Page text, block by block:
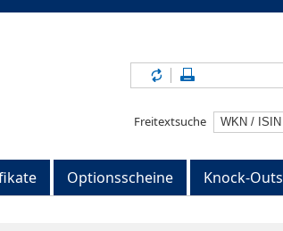
Inhalte aktualisieren
Freitextsuche
Optionsscheine Knock-Outs